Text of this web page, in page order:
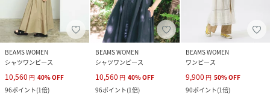
BEAMS WOMEN
シャツワンピース
10,560 円 40%OFF
96ポイント(1倍)
BEAMS WOMEN
シャツワンピース
10,560 円 40%OFF
96ポイント(1倍)
BEAMS WOMEN
ワンピース
9,900 円 50%OFF
90ポイント(1倍)